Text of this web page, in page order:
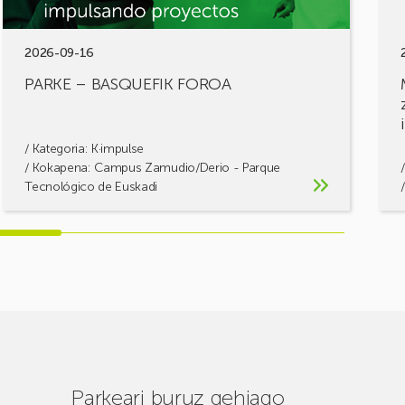
2026-09-16
PARKE – BASQUEFIK FOROA
/ Kategoria: K·impulse
/ Kokapena: Campus Zamudio/Derio - Parque
Tecnológico de Euskadi
Parkeari buruz gehiago